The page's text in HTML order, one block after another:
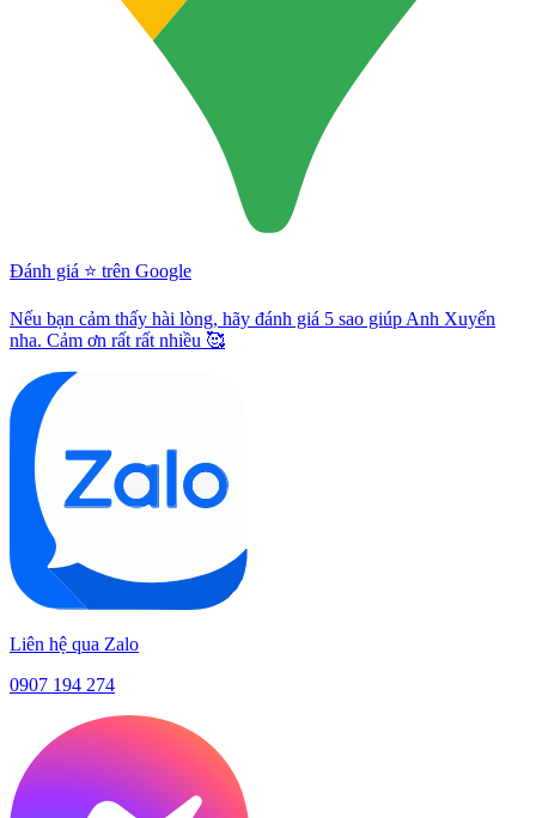
Đánh giá ⭐️ trên Google
Nếu bạn cảm thấy hài lòng, hãy đánh giá 5 sao giúp Anh Xuyến
nha. Cảm ơn rất rất nhiều 🥰
Liên hệ qua Zalo
0907 194 274